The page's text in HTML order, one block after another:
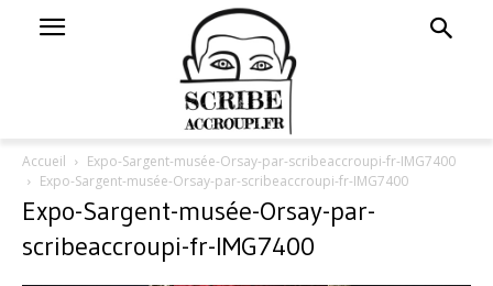
Accueil
Expo-Sargent-musée-Orsay-par-scribeaccroupi-fr-IMG7400
Expo-Sargent-musée-Orsay-par-scribeaccroupi-fr-IMG7400
Expo-Sargent-musée-Orsay-par-
scribeaccroupi-fr-IMG7400